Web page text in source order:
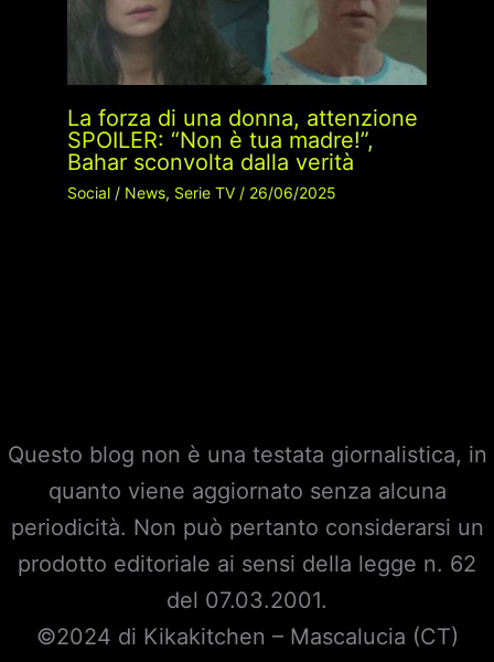
La forza di una donna, attenzione
SPOILER: “Non è tua madre!”,
Bahar sconvolta dalla verità
Social/ News, Serie TV/ 26/06/2025
Questo blog non è una testata giornalistica, in
quanto viene aggiornato senza alcuna
periodicità. Non può pertanto considerarsi un
prodotto editoriale ai sensi della legge n. 62
del 07.03.2001.
©2024 di Kikakitchen – Mascalucia (CT)